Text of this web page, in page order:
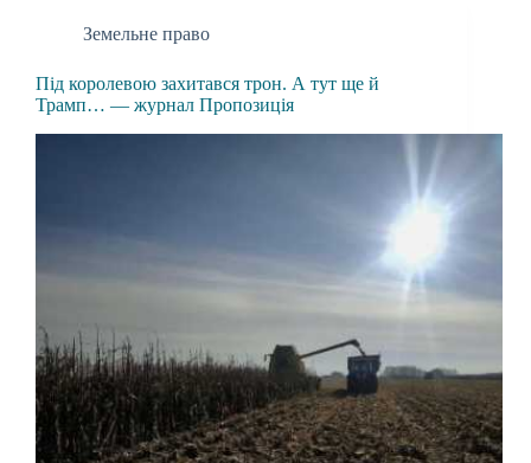
Земельне право
Під королевою захитався трон. А тут ще й
Трамп… — журнал Пропозиція